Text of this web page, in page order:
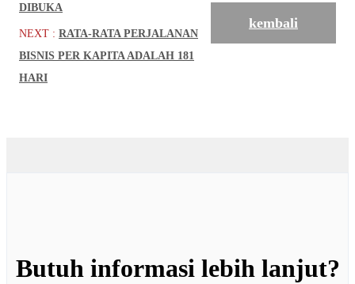
DIBUKA
NEXT : RATA-RATA PERJALANAN
BISNIS PER KAPITA ADALAH 181
HARI
kembali
Butuh informasi lebih lanjut?